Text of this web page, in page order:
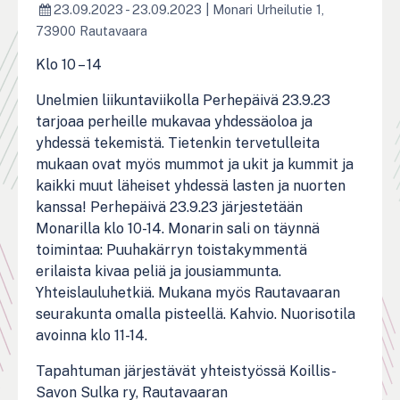
23.09.2023 - 23.09.2023
Monari Urheilutie 1,
73900 Rautavaara
Klo 10 – 14
Unelmien liikuntaviikolla Perhepäivä 23.9.23
tarjoaa perheille mukavaa yhdessäoloa ja
yhdessä tekemistä. Tietenkin tervetulleita
mukaan ovat myös mummot ja ukit ja kummit ja
kaikki muut läheiset yhdessä lasten ja nuorten
kanssa! Perhepäivä 23.9.23 järjestetään
Monarilla klo 10-14. Monarin sali on täynnä
toimintaa: Puuhakärryn toistakymmentä
erilaista kivaa peliä ja jousiammunta.
Yhteislauluhetkiä. Mukana myös Rautavaaran
seurakunta omalla pisteellä. Kahvio. Nuorisotila
avoinna klo 11-14.
Tapahtuman järjestävät yhteistyössä Koillis-
Savon Sulka ry, Rautavaaran